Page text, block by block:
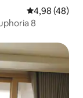
Priemerné
4,98 (48)
8